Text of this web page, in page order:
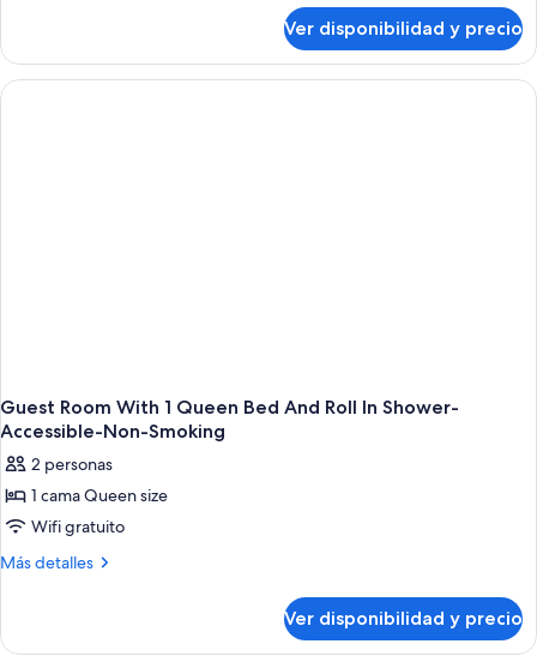
Queen
size,
estándar,
camas
Ver disponibilidad y precio
Guest Room With 1 Queen Bed And Roll In Shower-
Accessible-Non-Smoking
2 personas
1 cama Queen size
Wifi gratuito
Más detalles
Más
Room
Ver disponibilidad y precio